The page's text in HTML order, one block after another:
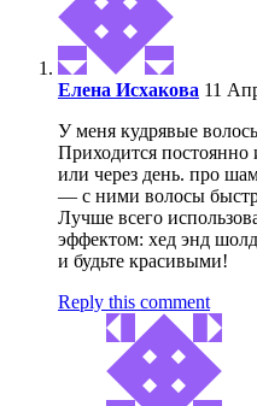
Елена Исхакова 11
У меня кудрявые
Приходится постоянно
или через день. про
— с ними волосы
Лучше всего
эффектом: хед энд
и будьте красивыми!
Reply this comment